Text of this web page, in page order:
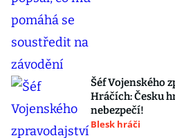
Šéf Vojenského
Hráčích: Česku
nebezpečí!
Blesk hráči